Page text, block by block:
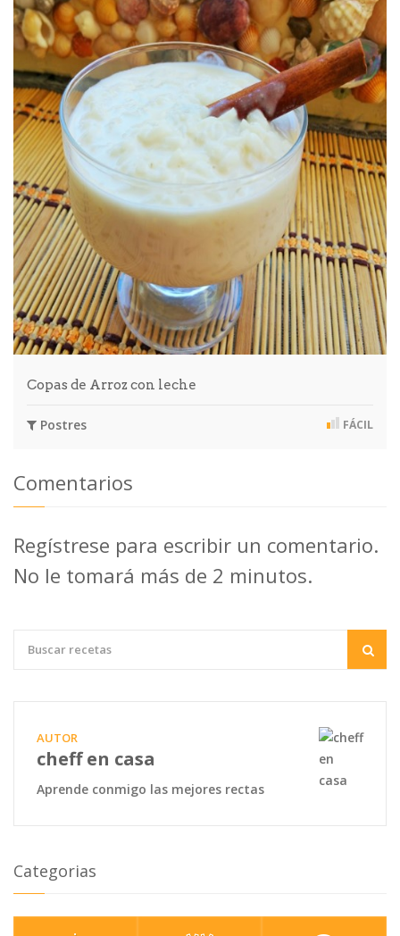
Copas de Arroz con leche
Postres FÁCIL
Comentarios
Regístrese para escribir un comentario.
No le tomará más de 2 minutos.
AUTOR
cheff en casa
Aprende conmigo las mejores rectas
Categorias